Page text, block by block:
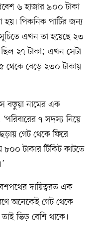
৬ হাজার ৯০০ টাকা
‍পিকনিক পার্টির জন্য
এখন তা হয়েছে ২৩
ছিল ২৭ টাকা; এখন সেটা
থেকে বেড়ে ২৩০ টাকায়
বড়ুয়া নামের এক
৭ সদস্য নিয়ে
গেট থেকে ফিরে
৮০০ টাকার টিকিট কাটতে
দায়িত্বরত এক
অনেকেই গেট থেকে
ভিড় বেশি থাকে।